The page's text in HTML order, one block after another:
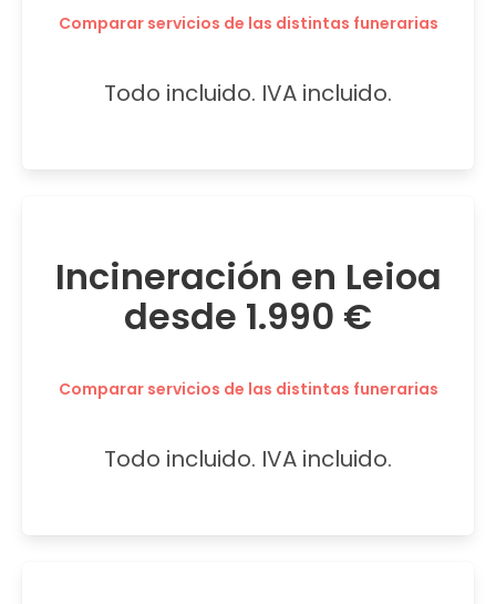
Comparar servicios de las distintas funerarias
Todo incluido. IVA incluido.
Incineración en Leioa
desde 1.990 €
Comparar servicios de las distintas funerarias
Todo incluido. IVA incluido.